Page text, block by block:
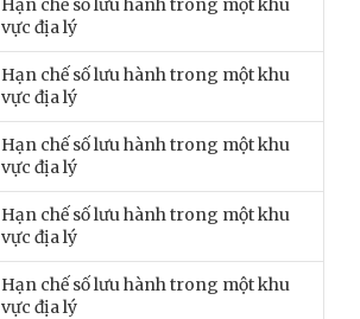
Hạn chế số lưu hành trong một khu
vực địa lý
Hạn chế số lưu hành trong một khu
vực địa lý
Hạn chế số lưu hành trong một khu
vực địa lý
Hạn chế số lưu hành trong một khu
vực địa lý
Hạn chế số lưu hành trong một khu
vực địa lý